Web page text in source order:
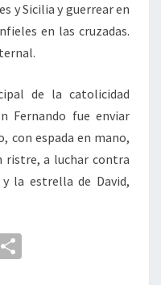
y Sicilia y guerrear en
en las cruzadas.
de la catolicidad
Fernando fue enviar
con espada en mano,
ristre, a luchar contra
la estrella de David,
Pr